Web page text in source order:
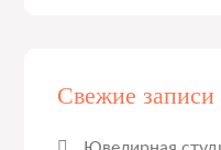
Свежие записи